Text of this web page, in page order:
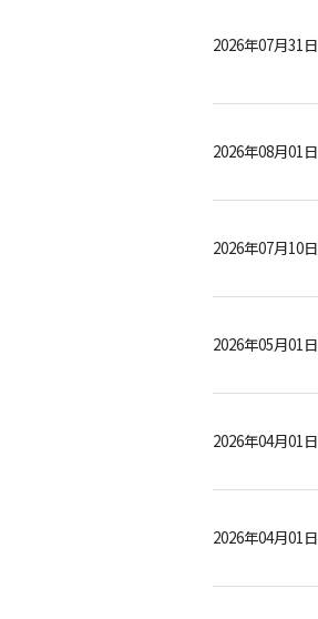
2026年07月31日
2026年08月01日
2026年07月10日
2026年05月01日
2026年04月01日
2026年04月01日